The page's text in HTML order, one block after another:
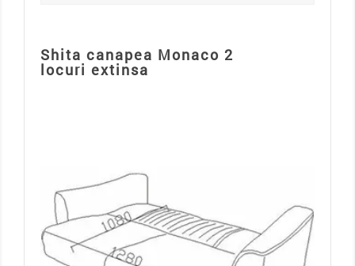
Shita canapea Monaco 2
locuri extinsa